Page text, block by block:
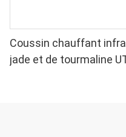
Coussin chauffant
jade et de tourmaline